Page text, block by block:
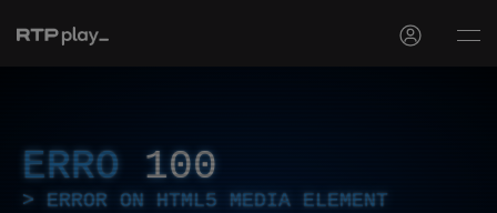
ERRO 100
ERROR ON HTML5 MEDIA ELEMENT